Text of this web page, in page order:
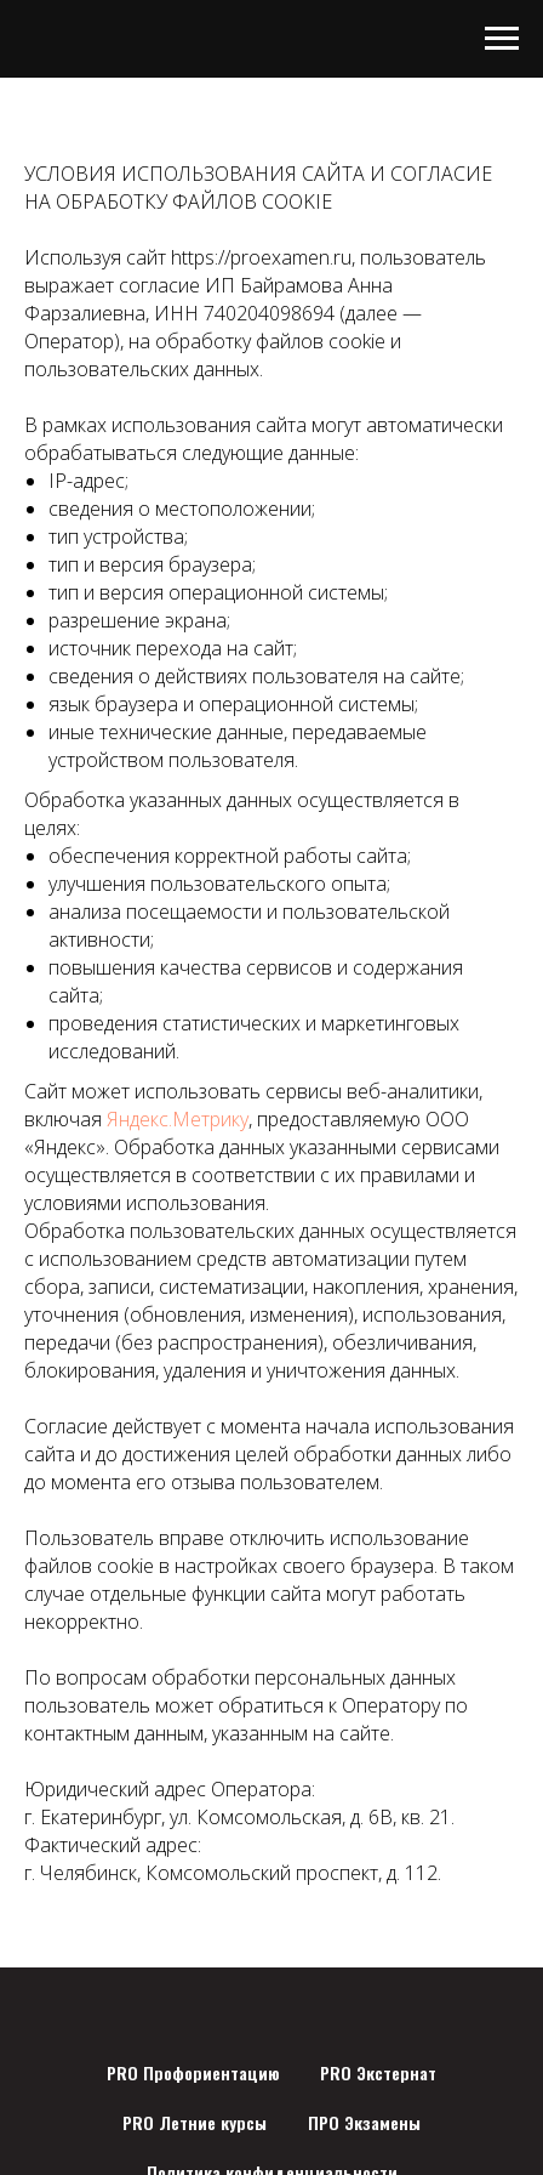
УСЛОВИЯ ИСПОЛЬЗОВАНИЯ САЙТА И СОГЛАСИЕ
НА ОБРАБОТКУ ФАЙЛОВ COOKIE
Используя сайт https://proexamen.ru, пользователь
выражает согласие ИП Байрамова Анна
Фарзалиевна, ИНН 740204098694 (далее —
Оператор), на обработку файлов cookie и
пользовательских данных.
В рамках использования сайта могут автоматически
обрабатываться следующие данные:
IP-адрес;
сведения о местоположении;
тип устройства;
тип и версия браузера;
тип и версия операционной системы;
разрешение экрана;
источник перехода на сайт;
сведения о действиях пользователя на сайте;
язык браузера и операционной системы;
иные технические данные, передаваемые
устройством пользователя.
Обработка указанных данных осуществляется в
целях:
обеспечения корректной работы сайта;
улучшения пользовательского опыта;
анализа посещаемости и пользовательской
активности;
повышения качества сервисов и содержания
сайта;
проведения статистических и маркетинговых
исследований.
Сайт может использовать сервисы веб-аналитики,
включая Яндекс.Метрику, предоставляемую ООО
«Яндекс». Обработка данных указанными сервисами
осуществляется в соответствии с их правилами и
условиями использования.
Обработка пользовательских данных осуществляется
с использованием средств автоматизации путем
сбора, записи, систематизации, накопления, хранения,
уточнения (обновления, изменения), использования,
передачи (без распространения), обезличивания,
блокирования, удаления и уничтожения данных.
Согласие действует с момента начала использования
сайта и до достижения целей обработки данных либо
до момента его отзыва пользователем.
Пользователь вправе отключить использование
файлов cookie в настройках своего браузера. В таком
случае отдельные функции сайта могут работать
некорректно.
По вопросам обработки персональных данных
пользователь может обратиться к Оператору по
контактным данным, указанным на сайте.
Юридический адрес Оператора:
г. Екатеринбург, ул. Комсомольская, д. 6В, кв. 21.
Фактический адрес:
г. Челябинск, Комсомольский проспект, д. 112.
PRO Профориентацию
PRO Экстернат
PRO Летние курсы
ПРО Экзамены